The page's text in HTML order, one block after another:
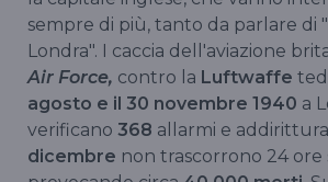
sempre di più, tanto da parlare di
Londra". I caccia dell'aviazione
Air Force, contro la Luftwaffe
agosto e il 30 novembre 1940 a
verificano 368 allarmi e
dicembre non trascorrono 24 ore